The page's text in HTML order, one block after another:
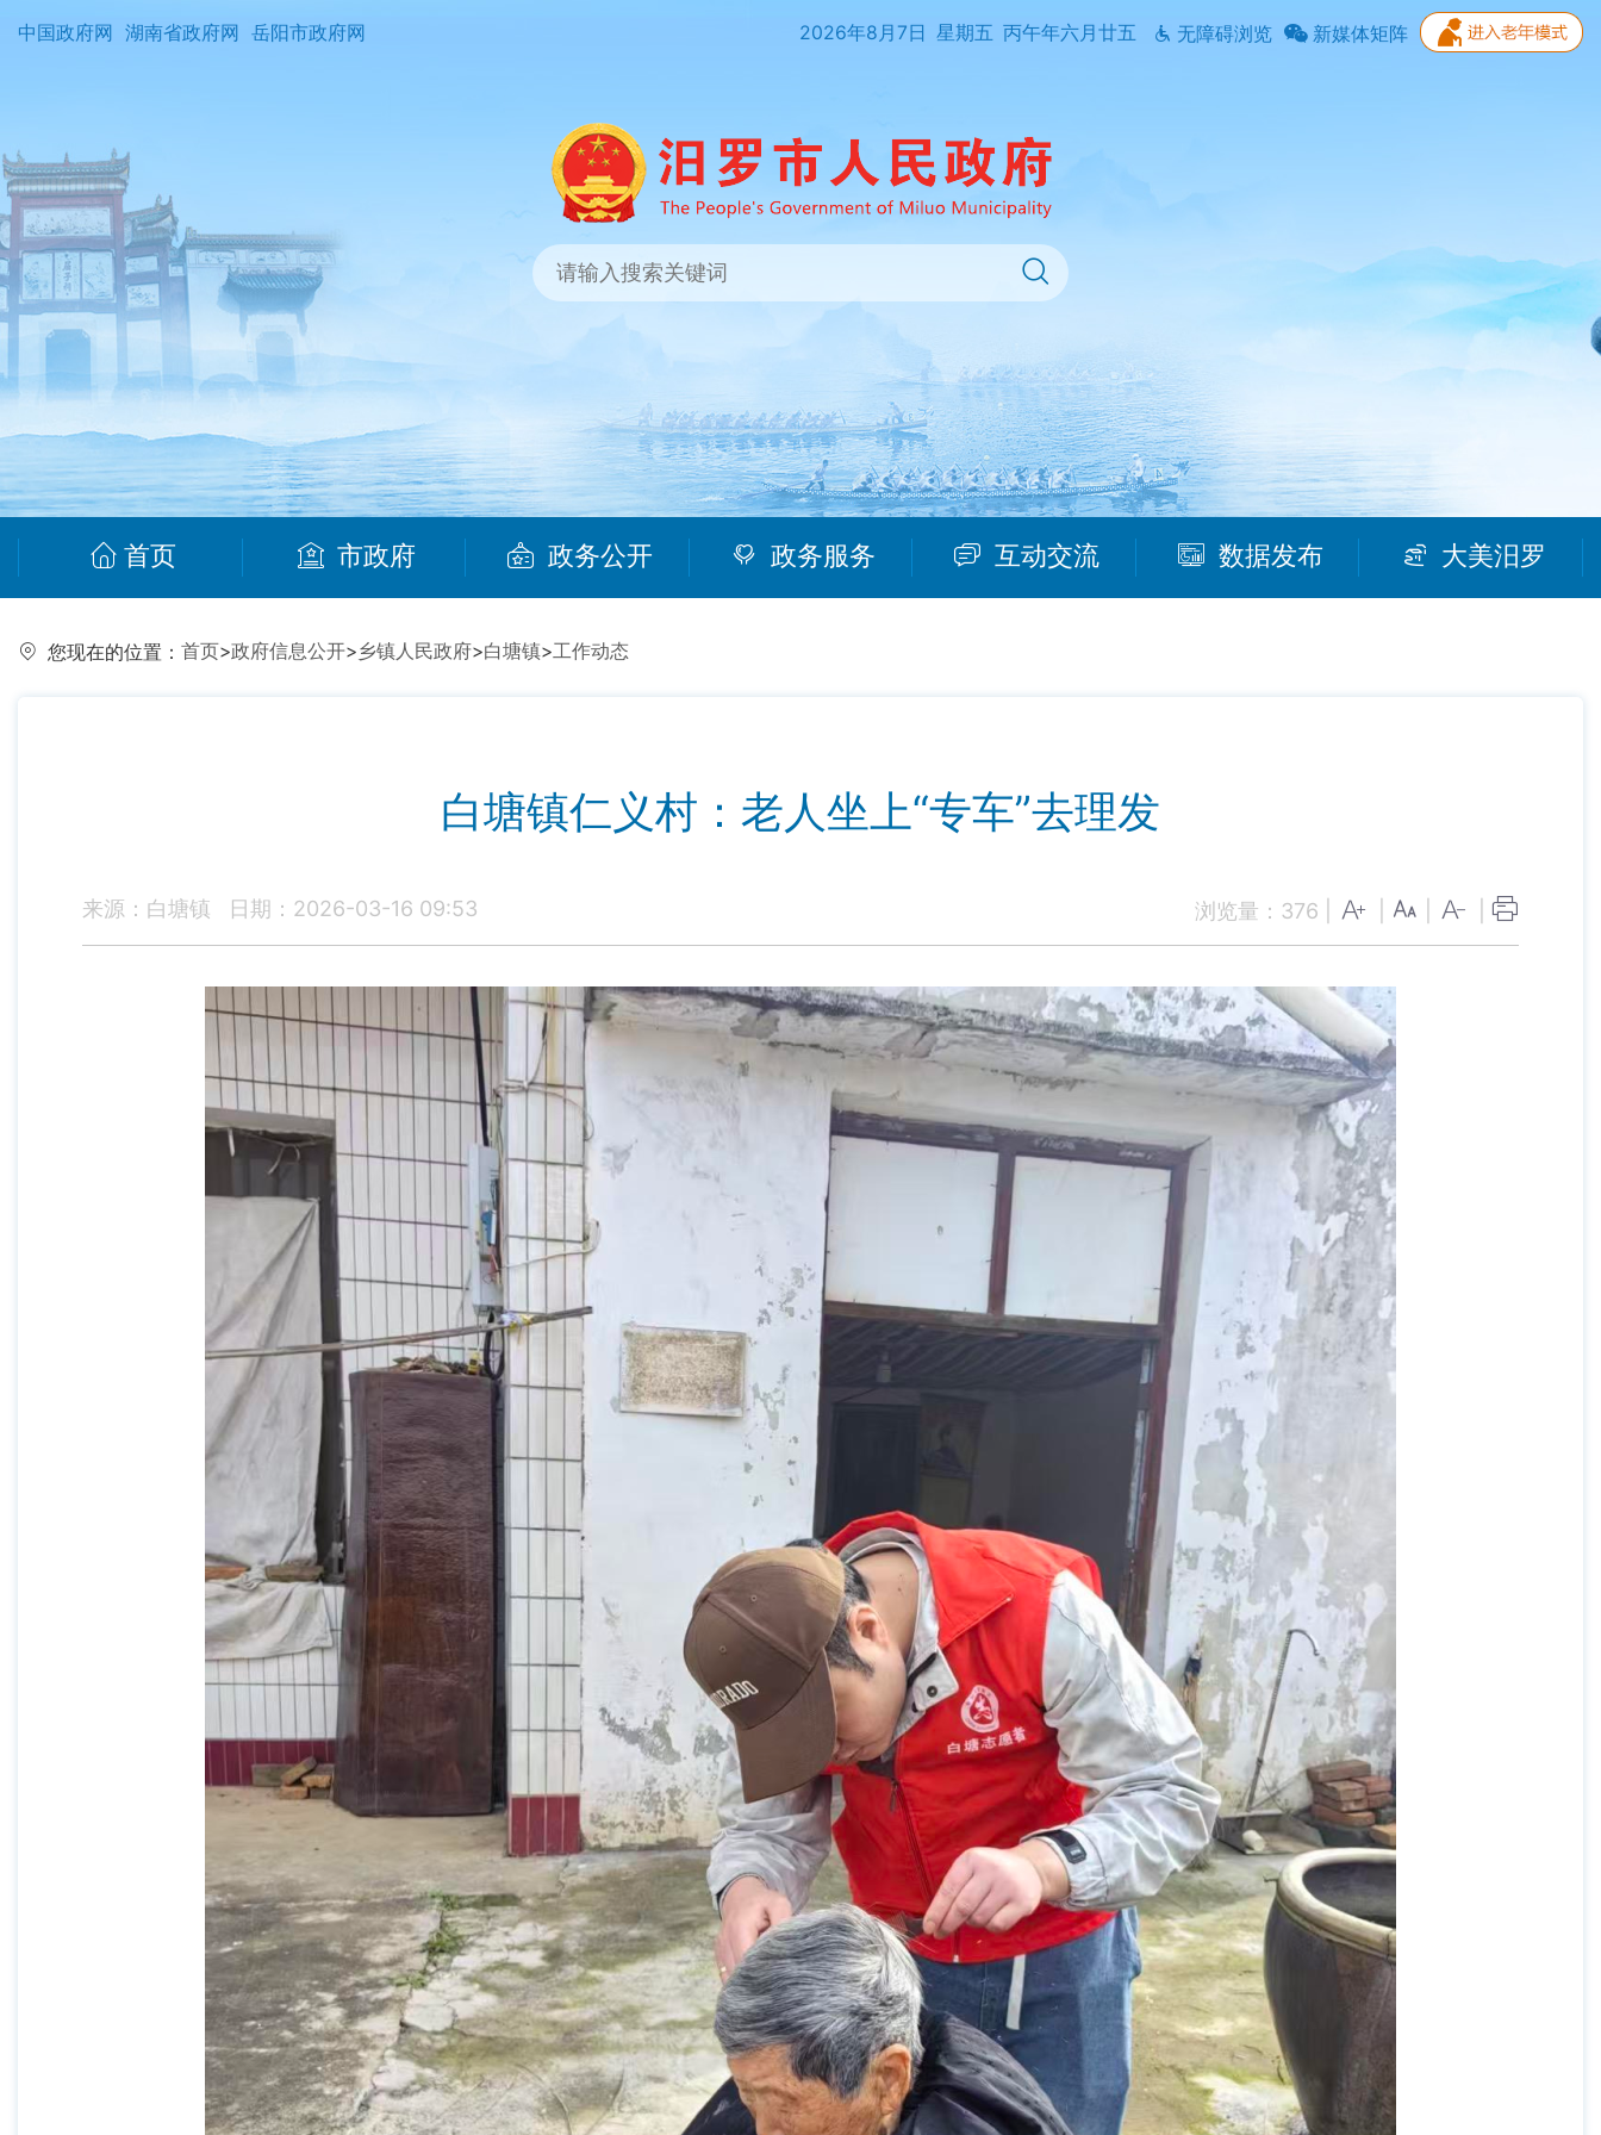
中国政府网 湖南省政府网 岳阳市政府网 2026年8月7日 星期五 丙午年六月廿五 无障碍浏览 新媒体矩阵
首页 市政府 政务公开 政务服务 互动交流 数据发布 大美汨罗
您现在的位置： 首页>政府信息公开>乡镇人民政府>白塘镇>工作动态
白塘镇仁义村：老人坐上“专车”去理发
来源：白塘镇 日期：2026-03-16 09:53 浏览量： 376